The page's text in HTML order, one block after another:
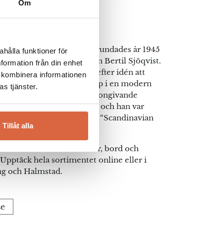
Om
funktioner för
från din enhet
informationen
tjänster.
Tillåt alla
ett möbelföretag som grundades år 1945
Jerker Ekström samt Sven Bertil Sjöqvist.
anor och verkar efter idén att
framtiden med avstamp i en modern
Yngve Ekström var den tongivande
fram till sin död 1988, och han var
som gjorde begreppet “Scandinavian
världen.
du möbler i form av soffor, bord och
hela sortimentet online eller i
och Halmstad.